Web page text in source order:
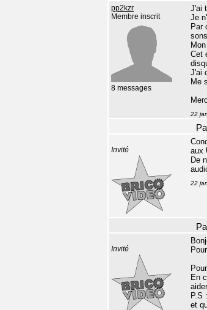
pp2kzr
Membre inscrit
8 messages
J'ai
Je
Par
Cet
J'ai
Me
22
Invité
aux
De
22
Invité
En
P.S
et